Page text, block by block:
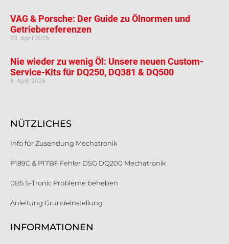
VAG & Porsche: Der Guide zu Ölnormen und
Getriebereferenzen
23. April 2026
Nie wieder zu wenig Öl: Unsere neuen Custom-
Service-Kits für DQ250, DQ381 & DQ500
9. April 2026
NÜTZLICHES
Info für Zusendung Mechatronik
P189C & P17BF Fehler DSG DQ200 Mechatronik
0B5 S-Tronic Probleme beheben
Anleitung Grundeinstellung
INFORMATIONEN